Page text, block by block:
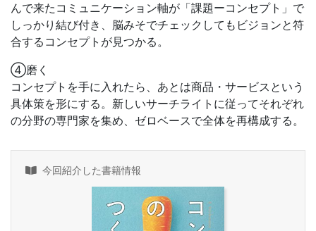
んで来たコミュニケーション軸が「課題ーコンセプト」で
しっかり結び付き、脳みそでチェックしてもビジョンと符
合するコンセプトが見つかる。
④磨く
コンセプトを手に入れたら、あとは商品・サービスという
具体策を形にする。新しいサーチライトに従ってそれぞれ
の分野の専門家を集め、ゼロベースで全体を再構成する。
今回紹介した書籍情報